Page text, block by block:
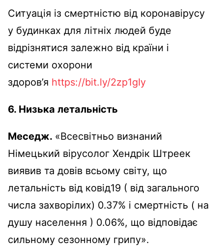
Ситуація із смертністю від коронавірусу
у будинках для літніх людей буде
відрізнятися залежно від країни і
системи охорони
здоров’я https://bit.ly/2zp1gIy
6. Низька летальність
Меседж. «Всесвітньо визнаний
Німецький вірусолог Хендрік Штреек
виявив та довів всьому світу, що
летальність від ковід19 ( від загального
числа захворілих) 0.37% і смертність ( на
душу населення ) 0.06%, що відповідає
сильному сезонному грипу».